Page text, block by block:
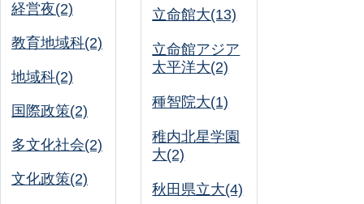
経営夜(2)
教育地域科(2)
地域科(2)
国際政策(2)
多文化社会(2)
文化政策(2)
立命館大(13)
立命館アジア
太平洋大(2)
種智院大(1)
稚内北星学園
大(2)
秋田県立大(4)